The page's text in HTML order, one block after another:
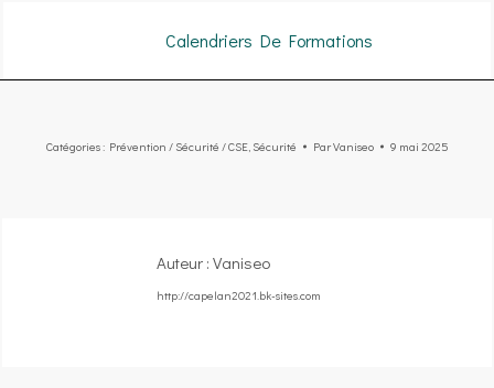
Calendriers De Formations
Catégories : Prévention / Sécurité / CSE, Sécurité ParVaniseo 9 mai 2025
Auteur : Vaniseo
http://capelan2021.bk-sites.com